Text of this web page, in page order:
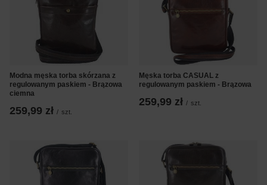
Modna męska torba skórzana z
regulowanym paskiem - Brązowa
ciemna
259,99 zł / szt.
Męska torba CASUAL z
regulowanym paskiem - Brązowa
259,99 zł / szt.